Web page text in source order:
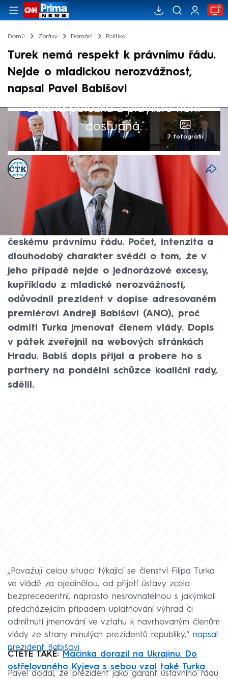
Domů Zprávy Domácí Politika
Turek nemá respekt k právnímu řádu.
Nejde o mladickou nerozvážnost,
napsal Pavel Babišovi
Žádná položka z playlistu není
dostupná.
7 fotografií
ČTK
9. led 2026, 11:36
Poslanec Motoristů Filip Turek podle
prezidenta Petra Pavla opakovaně
prokazoval nedostatek respektu vůči
českému právnímu řádu. Počet, intenzita a
dlouhodobý charakter svědčí o tom, že v
jeho případě nejde o jednorázové excesy,
kupříkladu z mladické nerozvážnosti,
odůvodnil prezident v dopise adresovaném
premiérovi Andreji Babišovi (ANO), proč
odmítl Turka jmenovat členem vlády. Dopis
v pátek zveřejnil na webových stránkách
Hradu. Babiš dopis přijal a probere ho s
partnery na pondělní schůzce koaliční rady,
sdělil.
„Považuji celou situaci týkající se členství Filipa Turka
ve vládě za ojedinělou, od přijetí ústavy zcela
bezprecedentní, naprosto nesrovnatelnou s jakýmkoli
předcházejícím případem uplatňování výhrad či
odmítnutí jmenování ve vztahu k navrhovaným členům
vlády ze strany minulých prezidentů republiky,“ napsal
prezident Babišovi.
ČTĚTE TAKÉ:
Macinka dorazil na Ukrajinu. Do
ostřelovaného Kyjeva s sebou vzal také Turka
Pavel dodal, že prezident jako garant ústavního řádu